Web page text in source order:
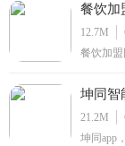
索，简历
作。
餐饮加
12.7M
餐饮加
盟网，大
坤同智
21.2M
坤同app